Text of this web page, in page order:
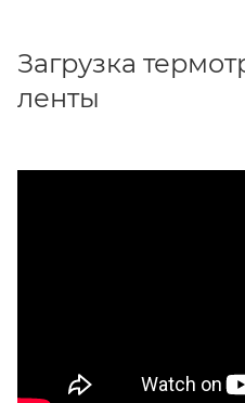
Загрузка
ленты